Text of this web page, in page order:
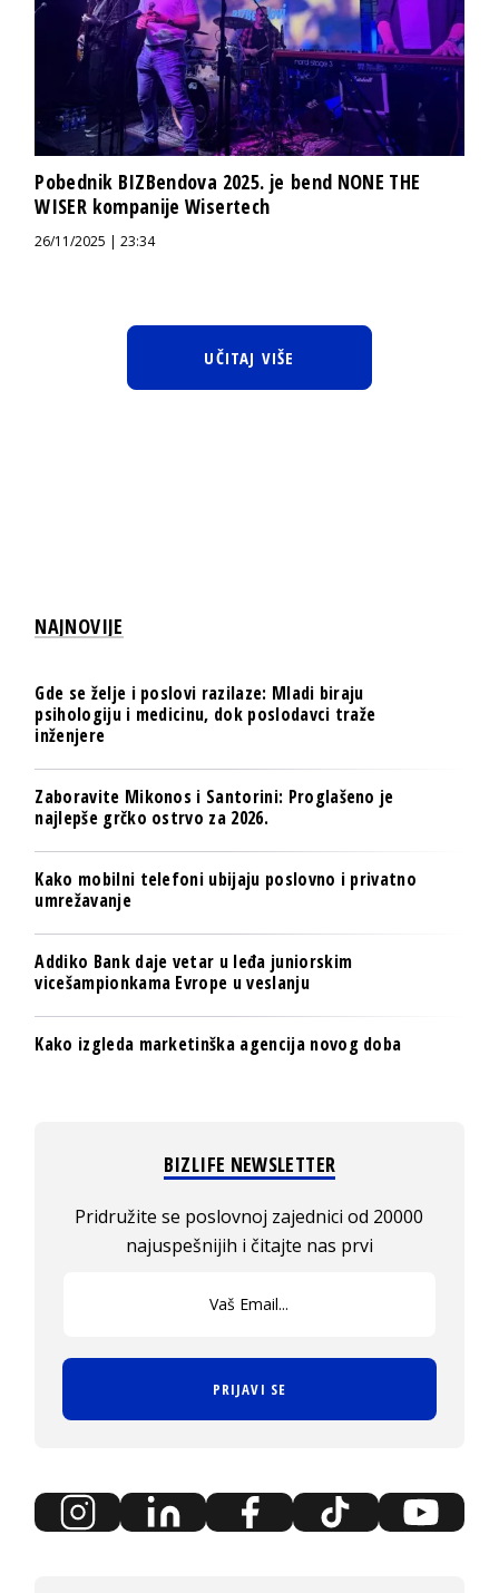
Pobednik BIZBendova 2025. je bend NONE THE
WISER kompanije Wisertech
26/11/2025 | 23:34
UČITAJ VIŠE
NAJNOVIJE
Gde se želje i poslovi razilaze: Mladi biraju
psihologiju i medicinu, dok poslodavci traže
inženjere
Zaboravite Mikonos i Santorini: Proglašeno je
najlepše grčko ostrvo za 2026.
Kako mobilni telefoni ubijaju poslovno i privatno
umrežavanje
Addiko Bank daje vetar u leđa juniorskim
vicešampionkama Evrope u veslanju
Kako izgleda marketinška agencija novog doba
BIZLIFE NEWSLETTER
Pridružite se poslovnoj zajednici od 20000
najuspešnijih i čitajte nas prvi
PRIJAVI SE